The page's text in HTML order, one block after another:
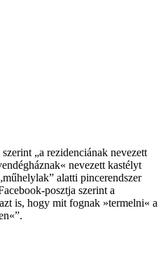
„a rezidenciának nevezett
nevezett kastélyt
alatti pincerendszer
posztja szerint a
is, hogy mit fognak »termelni« a